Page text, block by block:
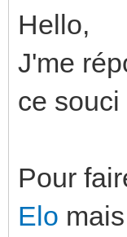
Hello,
J'me
ce souci
Pour
Elo